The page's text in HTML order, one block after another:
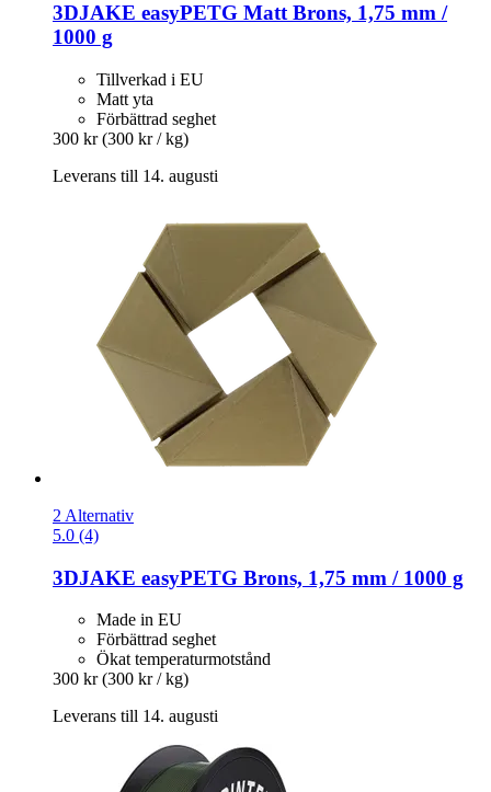
3DJAKE easyPETG Matt Brons, 1,75 mm /
1000 g
Tillverkad i EU
Matt yta
Förbättrad seghet
300 kr (300 kr / kg)
Leverans till 14. augusti
2 Alternativ
5.0 (4)
3DJAKE easyPETG Brons, 1,75 mm / 1000 g
Made in EU
Förbättrad seghet
Ökat temperaturmotstånd
300 kr (300 kr / kg)
Leverans till 14. augusti